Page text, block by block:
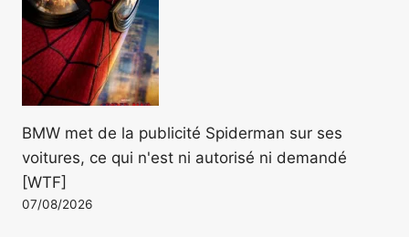
BMW met de la publicité Spiderman sur ses
voitures, ce qui n'est ni autorisé ni demandé
[WTF]
07/08/2026